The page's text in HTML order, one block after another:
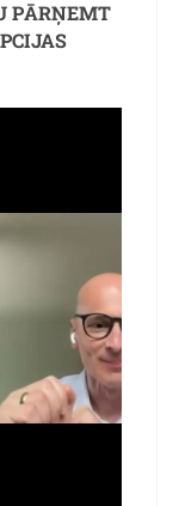
PĀRŅEMT